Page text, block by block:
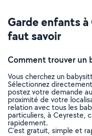
Garde enfants
faut savoir
Comment trouver un
Vous cherchez un
Sélectionnez
postez votre demande
proximité de votre
relation avec tous les
particuliers, à Ceyreste,
rapidement.
C’est gratuit, simple et